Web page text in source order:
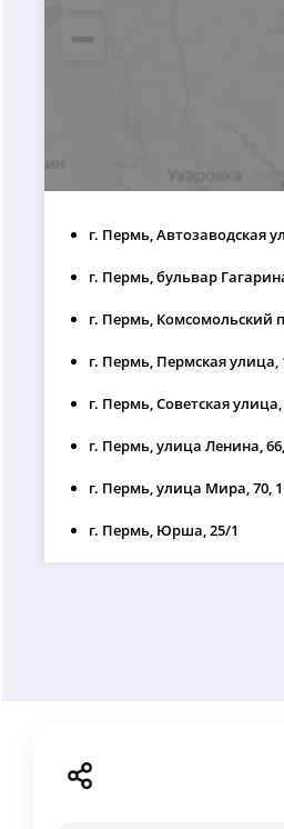
г. Пермь, Автозаводская
г. Пермь, бульвар
г. Пермь, Комсомольский
г. Пермь, Пермская улица,
г. Пермь, Советская
г. Пермь, улица Ленина,
г. Пермь, улица Мира, 70,
г. Пермь, Юрша, 25/1